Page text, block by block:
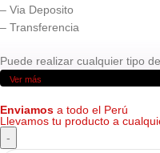
– Via Deposito
– Transferencia
Puede realizar cualquier tipo
Ver más
Enviamos a todo el Perú
Llevamos tu producto a